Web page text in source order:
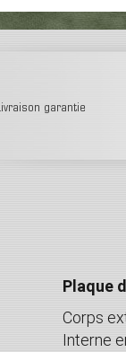
Livraison garantie
Plaque
Corps
Interne